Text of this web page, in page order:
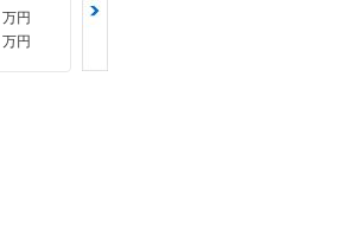
万円
万円